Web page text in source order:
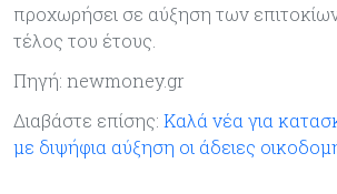
προχωρήσει σε αύξηση των
τέλος του έτους.
Πηγή: newmoney.gr
Διαβάστε επίσης: Καλά νέα για
με διψήφια αύξηση οι άδειες